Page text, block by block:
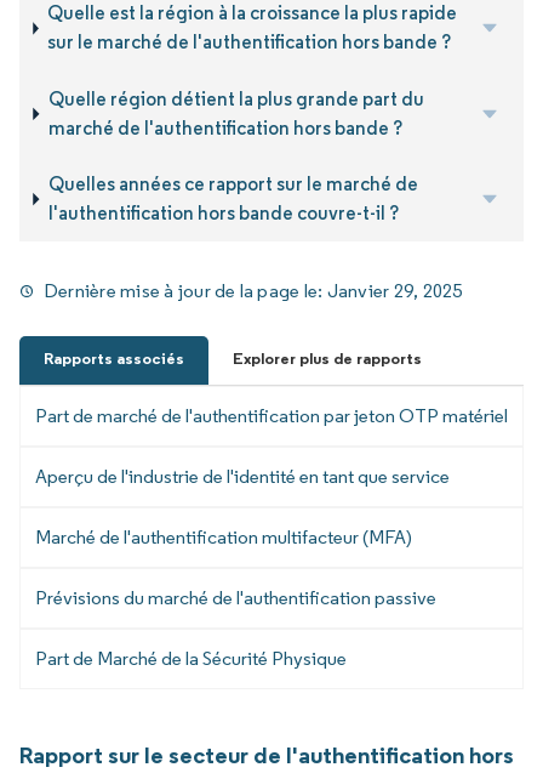
Quelle est la région à la croissance la plus rapide
sur le marché de l'authentification hors bande ?
Quelle région détient la plus grande part du
marché de l'authentification hors bande ?
Quelles années ce rapport sur le marché de
l'authentification hors bande couvre-t-il ?
Dernière mise à jour de la page le: Janvier 29, 2025
Rapports associés Explorer plus de rapports
Part de marché de l'authentification par jeton OTP matériel
Aperçu de l'industrie de l'identité en tant que service
Marché de l'authentification multifacteur (MFA)
Prévisions du marché de l'authentification passive
Part de Marché de la Sécurité Physique
Rapport sur le secteur de l'authentification hors